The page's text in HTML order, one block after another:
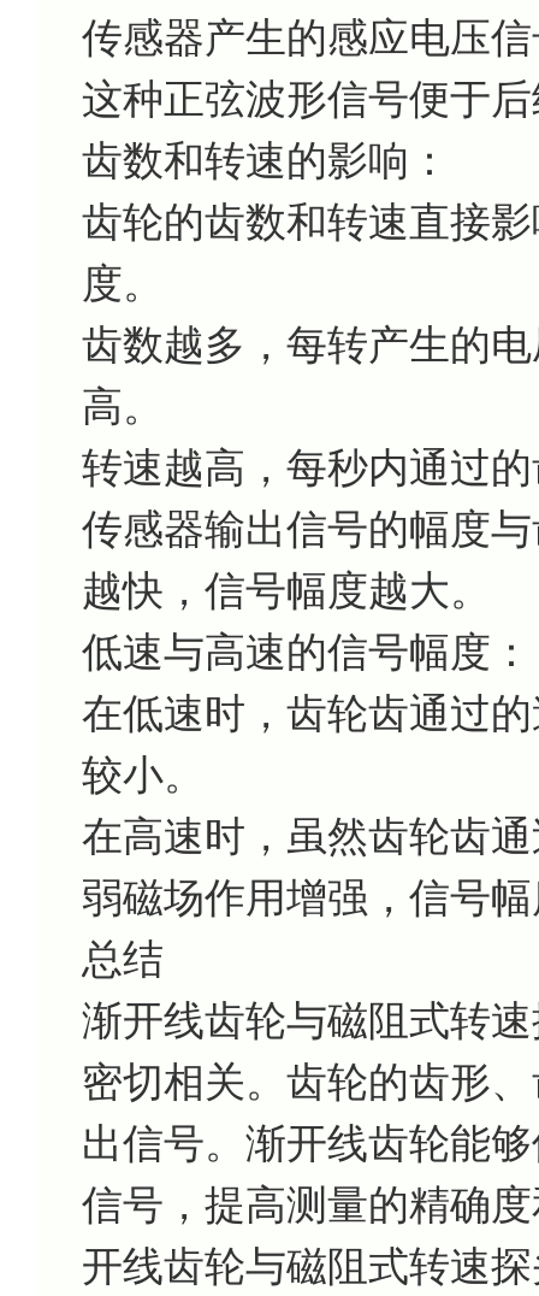
传感器产生的感应电压
这种正弦波形信号便于
齿数和转速的影响：
齿轮的齿数和转速直接
度。
齿数越多，每转产生的
高。
转速越高，每秒内通过
传感器输出信号的幅度
越快，信号幅度越大。
低速与高速的信号幅度：
在低速时，齿轮齿通过
较小。
在高速时，虽然齿轮齿
弱磁场作用增强，信号
总结
渐开线齿轮与磁阻式转
密切相关。齿轮的齿形
出信号。渐开线齿轮能
信号，提高测量的精确
开线齿轮与磁阻式转速